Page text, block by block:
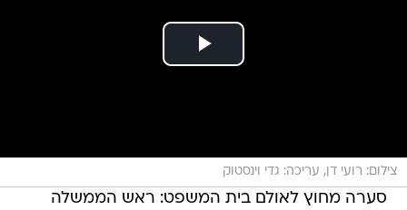
צילום: רועי דן, עריכה: גדי וינסטוק
סערה מחוץ לאולם בית המשפט: ראש הממשלה